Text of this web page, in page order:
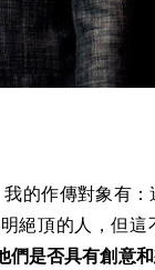
的作傳對象有
絕頂的人，但
們是否具有創意